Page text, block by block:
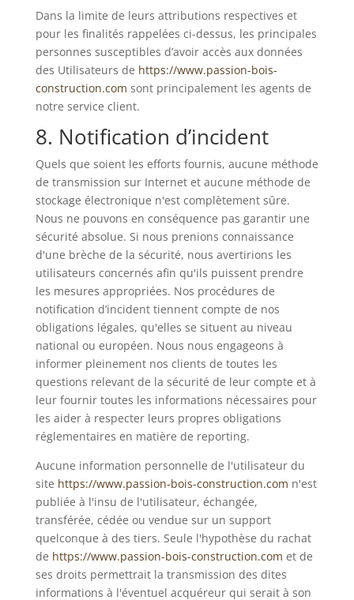
Dans la limite de leurs attributions respectives et
pour les finalités rappelées ci-dessus, les principales
personnes susceptibles d’avoir accès aux données
des Utilisateurs de https://www.passion-bois-
construction.com sont principalement les agents de
notre service client.
8. Notification d’incident
Quels que soient les efforts fournis, aucune méthode
de transmission sur Internet et aucune méthode de
stockage électronique n'est complètement sûre.
Nous ne pouvons en conséquence pas garantir une
sécurité absolue. Si nous prenions connaissance
d'une brèche de la sécurité, nous avertirions les
utilisateurs concernés afin qu'ils puissent prendre
les mesures appropriées. Nos procédures de
notification d’incident tiennent compte de nos
obligations légales, qu'elles se situent au niveau
national ou européen. Nous nous engageons à
informer pleinement nos clients de toutes les
questions relevant de la sécurité de leur compte et à
leur fournir toutes les informations nécessaires pour
les aider à respecter leurs propres obligations
réglementaires en matière de reporting.
Aucune information personnelle de l'utilisateur du
site https://www.passion-bois-construction.com n'est
publiée à l'insu de l'utilisateur, échangée,
transférée, cédée ou vendue sur un support
quelconque à des tiers. Seule l'hypothèse du rachat
de https://www.passion-bois-construction.com et de
ses droits permettrait la transmission des dites
informations à l'éventuel acquéreur qui serait à son